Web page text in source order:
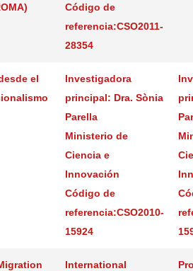
Código de
referencia:CSO2011-
28354
el
Investigadora
principal: Dra. Sònia
Parella
Ministerio de
Ciencia e
Innovación
Código de
referencia:CSO2010-
15924
International